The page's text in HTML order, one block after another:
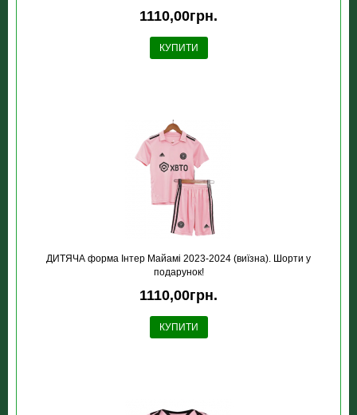
1110,00грн.
КУПИТИ
ДИТЯЧА форма Інтер Майамі 2023-2024 (виїзна). Шорти у
подарунок!
1110,00грн.
КУПИТИ